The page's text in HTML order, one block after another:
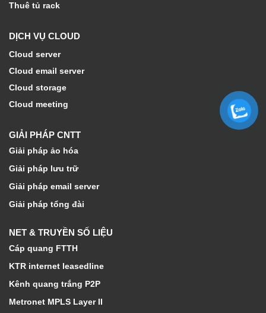
Thuê tủ rack
DỊCH VỤ CLOUD
Cloud server
Cloud email server
Cloud storage
Cloud meeting
GIẢI PHÁP CNTT
Giải pháp ảo hóa
Giải pháp lưu trữ
Giải pháp email server
Giải pháp tổng đài
NET & TRUYỀN SỐ LIỆU
Cáp quang FTTH
KTR internet leasedline
Kênh quang trắng P2P
Metronet MPLS Layer II